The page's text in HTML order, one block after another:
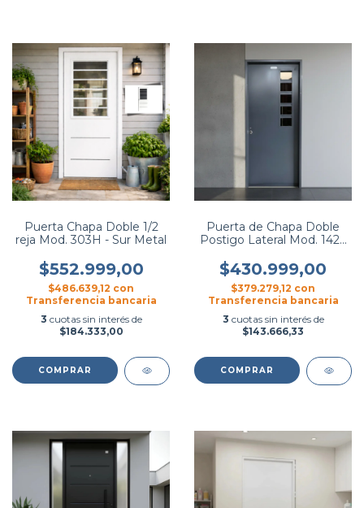
Puerta Chapa Doble 1/2
reja Mod. 303H - Sur Metal
$552.999,00
$486.639,12 con
Transferencia bancaria
3 cuotas sin interés de
$184.333,00
COMPRAR
Puerta de Chapa Doble
Postigo Lateral Mod. 142 -
$430.999,00
$379.279,12 con
Transferencia bancaria
3 cuotas sin interés de
$143.666,33
COMPRAR